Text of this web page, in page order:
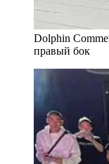
Dolphin
правый бок